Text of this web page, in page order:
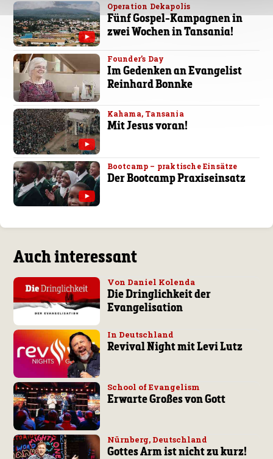
Operation Dekapolis
Fünf Gospel-Kampagnen in
zwei Wochen in Tansania!
Founder’s Day
Im Gedenken an Evangelist
Reinhard Bonnke
Kahama, Tansania
Mit Jesus voran!
Bootcamp – praktische Einsätze
Der Bootcamp Praxiseinsatz
Auch interessant
Von Daniel Kolenda
Die Dringlichkeit der
Evangelisation
In Deutschland
Revival Night mit Levi Lutz
School of Evangelism
Erwarte Großes von Gott
Nürnberg, Deutschland
Gottes Arm ist nicht zu kurz!